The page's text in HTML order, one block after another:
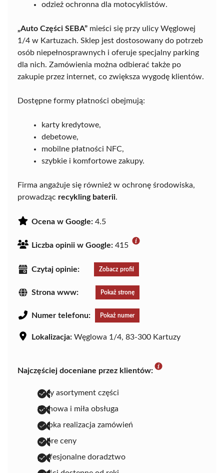
odzież ochronna dla motocyklistów.
„Auto Części SEBA” mieści się przy ulicy Węglowej
1/4 w Kartuzach. Sklep jest dostosowany do potrzeb
osób niepełnosprawnych i oferuje specjalny parking
dla nich. Zamówienia można odbierać także po
zakupie przez internet, co zwiększa wygodę klientów.
Dostępne formy płatności obejmują:
karty kredytowe,
debetowe,
mobilne płatności NFC,
szybkie i komfortowe zakupy.
Firma angażuje się również w ochronę środowiska,
prowadząc recykling baterii.
Ocena w Google: 4.5
Liczba opinii w Google: 415
Czytaj opinie: Zobacz profil
Strona www: Pokaż stronę
Numer telefonu: Pokaż numer
Lokalizacja: Węglowa 1/4, 83-300 Kartuzy
Najczęściej doceniane przez klientów:
duży asortyment części
fachowa i miła obsługa
szybka realizacja zamówień
dobre ceny
profesjonalne doradztwo